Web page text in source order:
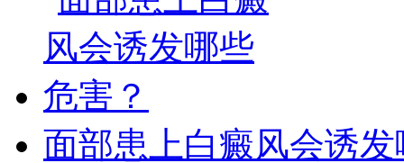
面部患上白癜风会诱